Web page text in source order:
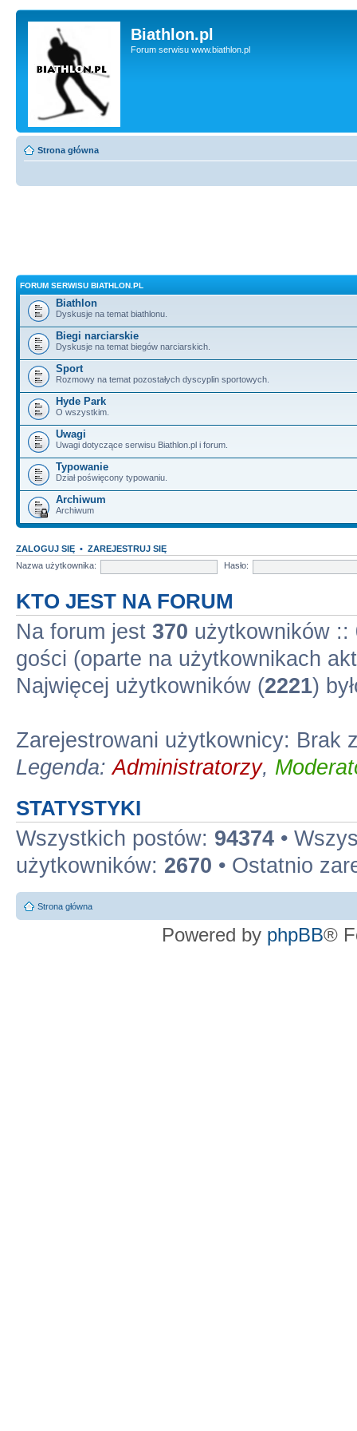
Biathlon.pl
Forum serwisu www.biathlon.pl
Strona główna
FORUM SERWISU BIATHLON.PL
Biathlon
Dyskusje na temat biathlonu.
Biegi narciarskie
Dyskusje na temat biegów narciarskich.
Sport
Rozmowy na temat pozostałych dyscyplin sportowych.
Hyde Park
O wszystkim.
Uwagi
Uwagi dotyczące serwisu Biathlon.pl i forum.
Typowanie
Dział poświęcony typowaniu.
Archiwum
Archiwum
ZALOGUJ SIĘ • ZAREJESTRUJ SIĘ
Nazwa użytkownika:
Hasło:
KTO JEST NA FORUM
Na forum jest 370 użytkowników ::
gości (oparte na użytkownikach
Najwięcej użytkowników (2221)
Zarejestrowani użytkownicy: Brak
Legenda:Administratorzy,
STATYSTYKI
Wszystkich postów: 94374 •
użytkowników: 2670 • Ostatnio
Strona główna
Powered by phpBB®